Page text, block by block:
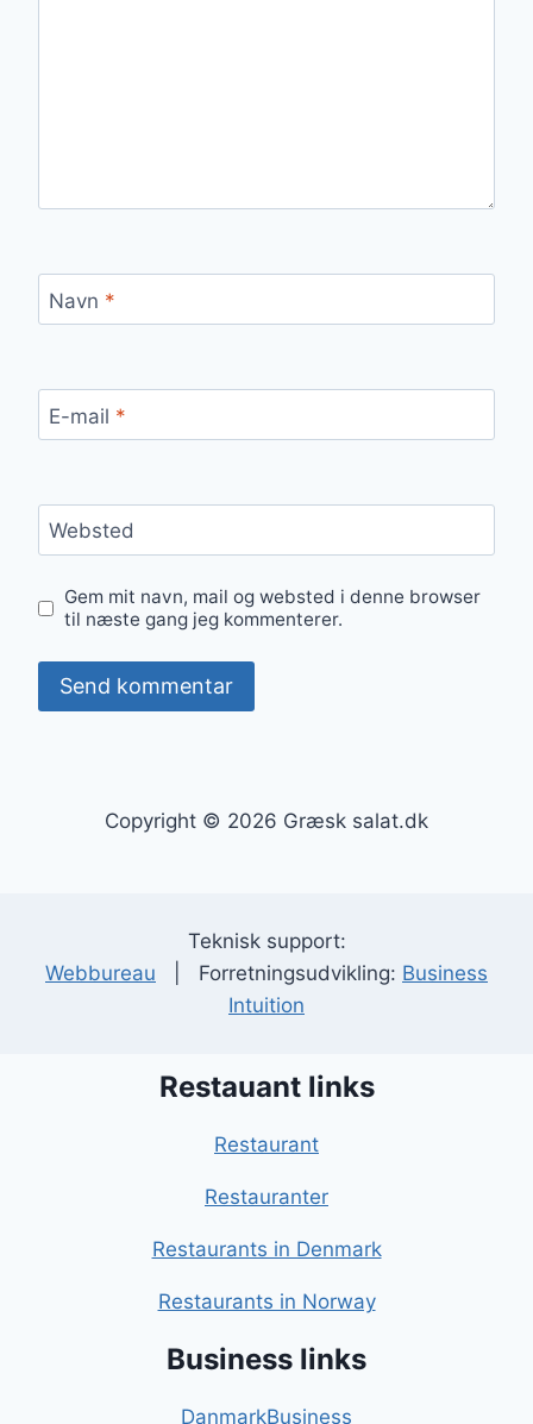
Navn *
E-mail *
Websted
Gem mit navn, mail og websted i denne browser
til næste gang jeg kommenterer.
Copyright © 2026 Græsk salat.dk
Teknisk support:
Webbureau | Forretningsudvikling: Business
Intuition
Restauant links
Restaurant
Restauranter
Restaurants in Denmark
Restaurants in Norway
Business links
DanmarkBusiness